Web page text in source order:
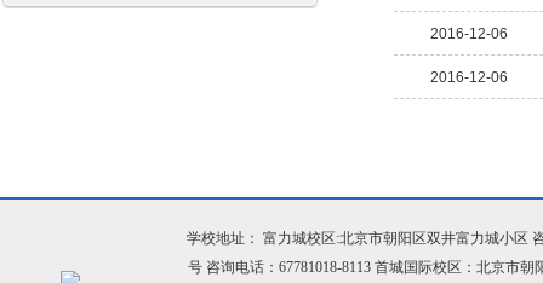
2016-12-06
2016-12-06
学校地址： 富力城校区:北京市朝阳区双井富力城小区
号 咨询电话：67781018-8113 首城国际校区：北京市